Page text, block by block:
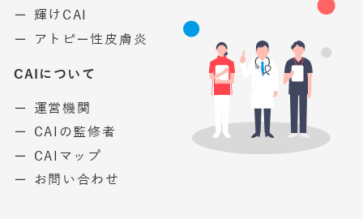
ー 輝けCAI
ー アトピー性皮膚炎
CAIについて
ー 運営機関
ー CAIの監修者
ー CAIマップ
ー お問い合わせ